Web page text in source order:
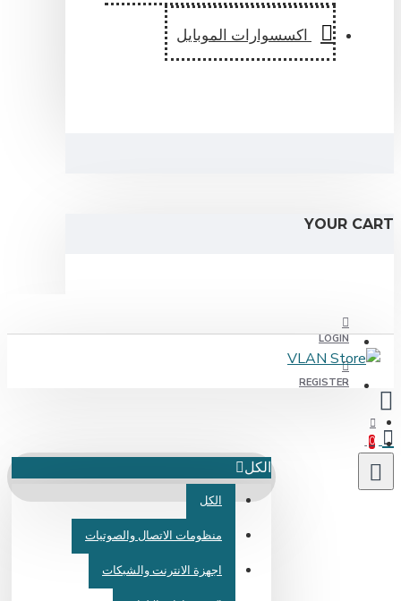
اكسسوارات الموبايل
YOUR
LOGIN
REGISTER
الكل
الكل
منظومات الاتصال والصوتيات
اجهزة الانترنت والشبكات